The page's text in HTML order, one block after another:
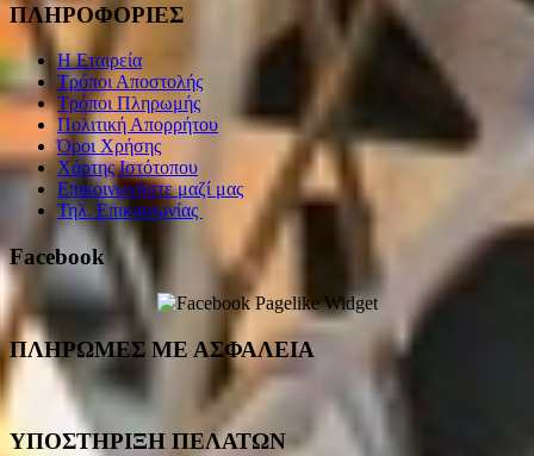
ΠΛΗΡΟΦΟΡΙΕΣ
Η Εταιρεία
Τρόποι Αποστολής
Τρόποι Πληρωμής
Πολιτική Απορρήτου
Όροι Χρήσης
Χάρτης Ιστότοπου
Επικοινωνήστε μαζί μας
Τηλ. Επικοινωνίας
Facebook
ΠΛΗΡΩΜΕΣ ΜΕ ΑΣΦΑΛΕΙΑ
ΥΠΟΣΤΗΡΙΞΗ ΠΕΛΑΤΩΝ